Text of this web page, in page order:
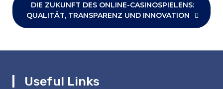
DIE ZUKUNFT DES ONLINE-CASINOSPIELENS:
QUALITÄT, TRANSPARENZ UND INNOVATION
Useful Links